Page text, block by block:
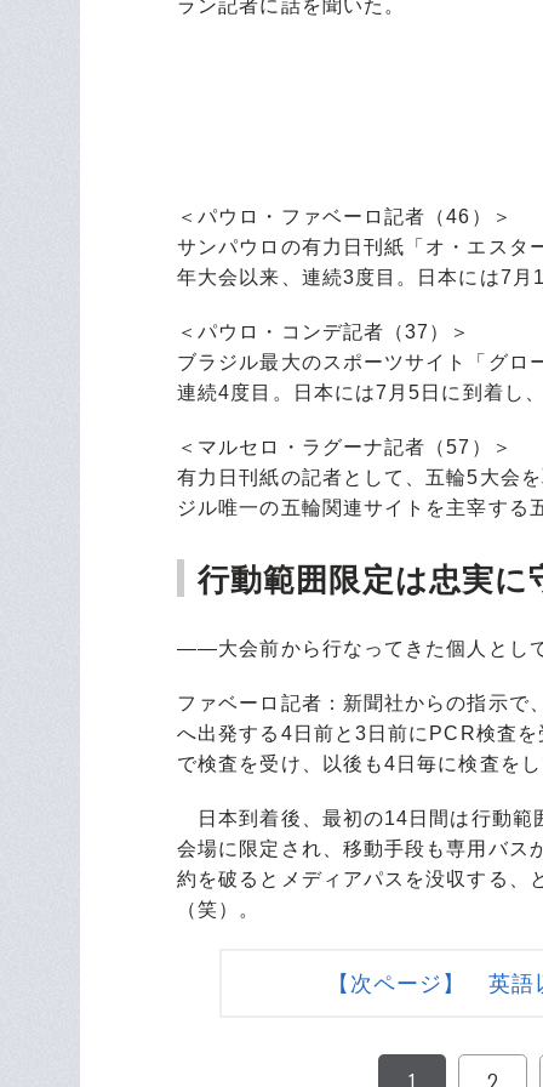
ラン記者に話を聞いた。
＜パウロ・ファベーロ記者（46）＞
サンパウロの有力日刊紙「オ・エスタ
年大会以来、連続3度目。日本には7
＜パウロ・コンデ記者（37）＞
ブラジル最大のスポーツサイト「グロ
連続4度目。日本には7月5日に到着し
＜マルセロ・ラグーナ記者（57）＞
有力日刊紙の記者として、五輪5大会
ジル唯一の五輪関連サイトを主宰する
行動範囲限定は忠実に
――大会前から行なってきた個人とし
ファベーロ記者：新聞社からの指示で
へ出発する4日前と3日前にPCR検査
で検査を受け、以後も4日毎に検査を
日本到着後、最初の14日間は行動範
会場に限定され、移動手段も専用バス
約を破るとメディアパスを没収する、
（笑）。
【次ページ】 英